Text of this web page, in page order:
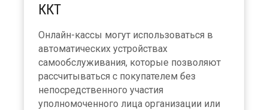
ККТ
Онлайн-кассы могут использоваться в
автоматических устройствах
самообслуживания, которые позволяют
рассчитываться с покупателем без
непосредственного участия
уполномоченного лица организации или